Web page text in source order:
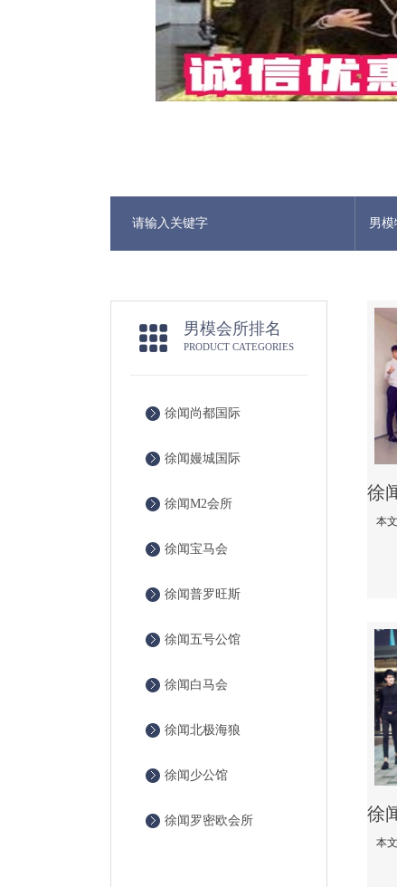
男
男模会所排名
PRODUCT CATEGORIES
徐闻尚都国际
徐闻嫚城国际
徐闻M2会所
徐闻宝马会
徐闻普罗旺斯
徐闻五号公馆
徐闻白马会
徐闻北极海狼
徐闻少公馆
徐闻罗密欧会所